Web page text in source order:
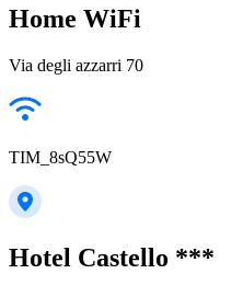
Home WiFi
Via degli azzarri 70
TIM_8sQ55W
Hotel Castello ***